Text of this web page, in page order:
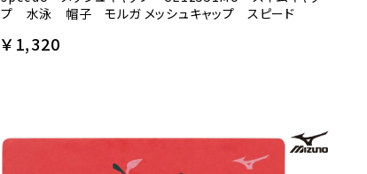
プ 水泳 帽子 モルガ メッシュキャップ スピード
￥1,320